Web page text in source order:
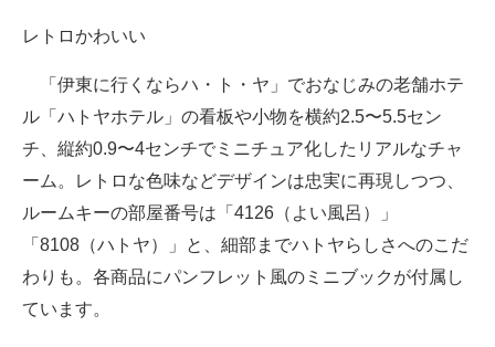
レトロかわいい
「伊東に行くならハ・ト・ヤ」でおなじみの老舗ホテ
ル「ハトヤホテル」の看板や小物を横約2.5〜5.5セン
チ、縦約0.9〜4センチでミニチュア化したリアルなチャ
ーム。レトロな色味などデザインは忠実に再現しつつ、
ルームキーの部屋番号は「4126（よい風呂）」
「8108（ハトヤ）」と、細部までハトヤらしさへのこだ
わりも。各商品にパンフレット風のミニブックが付属し
ています。